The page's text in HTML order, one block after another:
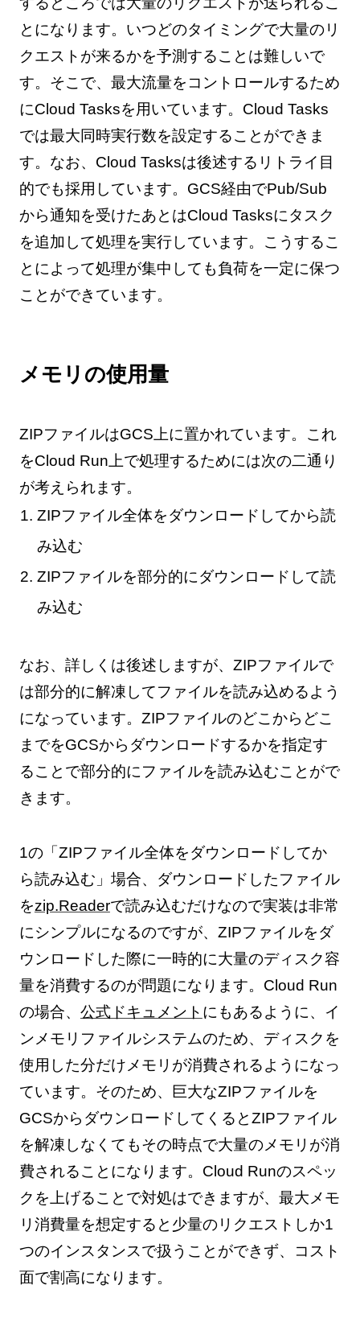
とになります。いつどのタイミングで大量のリ
クエストが来るかを予測することは難しいで
す。そこで、最大流量をコントロールするため
にCloud Tasksを用いています。Cloud Tasks
では最大同時実行数を設定することができま
す。なお、Cloud Tasksは後述するリトライ目
的でも採用しています。GCS経由でPub/Sub
から通知を受けたあとはCloud Tasksにタスク
を追加して処理を実行しています。こうするこ
とによって処理が集中しても負荷を一定に保つ
ことができています。
メモリの使用量
ZIPファイルはGCS上に置かれています。これ
をCloud Run上で処理するためには次の二通り
が考えられます。
ZIPファイル全体をダウンロードしてから読
み込む
ZIPファイルを部分的にダウンロードして読
み込む
なお、詳しくは後述しますが、ZIPファイルで
は部分的に解凍してファイルを読み込めるよう
になっています。ZIPファイルのどこからどこ
までをGCSからダウンロードするかを指定す
ることで部分的にファイルを読み込むことがで
きます。
1の「ZIPファイル全体をダウンロードしてか
ら読み込む」場合、ダウンロードしたファイル
をzip.Readerで読み込むだけなので実装は非常
にシンプルになるのですが、ZIPファイルをダ
ウンロードした際に一時的に大量のディスク容
量を消費するのが問題になります。Cloud Run
の場合、 公式ドキュメント にもあるように、イ
ンメモリファイルシステムのため、ディスクを
使用した分だけメモリが消費されるようになっ
ています。そのため、巨大なZIPファイルを
GCSからダウンロードしてくるとZIPファイル
を解凍しなくてもその時点で大量のメモリが消
費されることになります。Cloud Runのスペッ
クを上げることで対処はできますが、最大メモ
リ消費量を想定すると少量のリクエストしか1
つのインスタンスで扱うことができず、コスト
面で割高になります。